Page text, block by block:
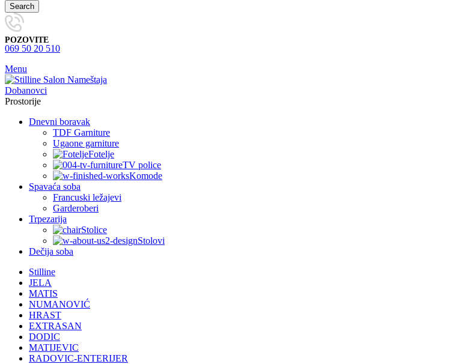
Search
POZOVITE
069 50 20 510
Menu
Prostorije
Dnevni boravak
TDF Garniture
Ugaone garniture
Fotelje
TV police
Komode
Spavaća soba
Francuski ležajevi
Garderoberi
Trpezarija
Stolice
Stolovi
Dečija soba
Stilline
JELA
MATIS
NUMANOVIĆ
HRAST
EXTRASAN
DODIC
MATIJEVIC
RADOVIC-ENTERIJER